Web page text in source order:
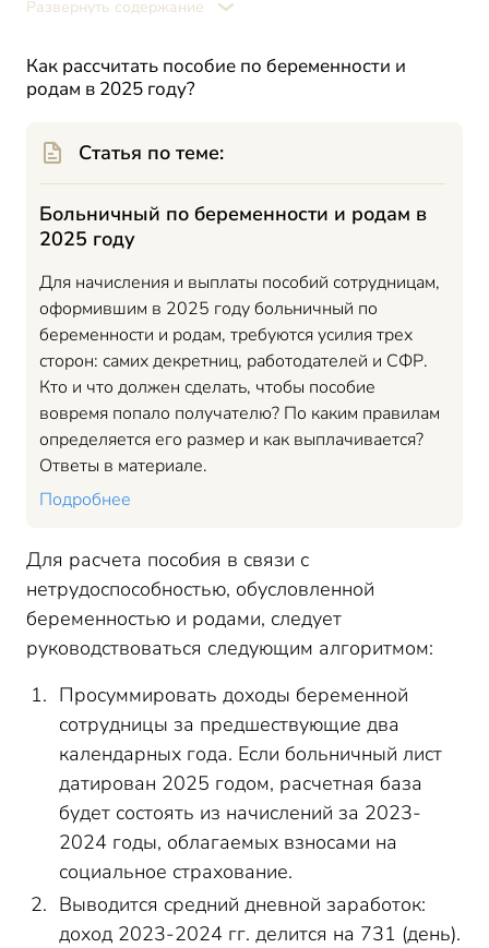
Максимальное пособие по БиР за 1 день
Максимальное пособие по БиР при осложненных родах
Максимальное пособие по БиР при многоплодной
Максимальное пособие по уходу за ребенком до 1,5
Пример расчета пособия по БиР
Итоги
Развернуть содержание
Как рассчитать пособие по беременности и
родам в 2025 году?
Статья по теме:
Больничный по беременности и родам в
2025 году
Для начисления и выплаты пособий сотрудницам,
оформившим в 2025 году больничный по
беременности и родам, требуются усилия трех
сторон: самих декретниц, работодателей и СФР.
Кто и что должен сделать, чтобы пособие
вовремя попало получателю? По каким правилам
определяется его размер и как выплачивается?
Ответы в материале.
Подробнее
Для расчета пособия в связи с
нетрудоспособностью, обусловленной
беременностью и родами, следует
руководствоваться следующим алгоритмом:
Просуммировать доходы беременной
сотрудницы за предшествующие два
календарных года. Если больничный лист
датирован 2025 годом, расчетная база
будет состоять из начислений за 2023-
2024 годы, облагаемых взносами на
социальное страхование.
Выводится средний дневной заработок:
доход 2023-2024 гг. делится на 731 (день).